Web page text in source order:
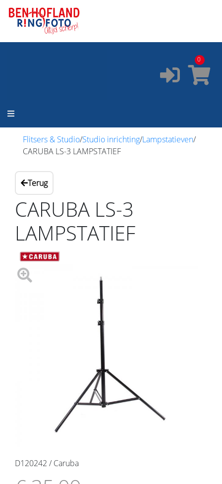
Printservice
Fotocursus✔️Occasions
0
Flitsers & Studio/Studio inrichting/Lampstatieven/
CARUBA LS-3 LAMPSTATIEF
Terug
CARUBA LS-3
LAMPSTATIEF
D120242 / Caruba